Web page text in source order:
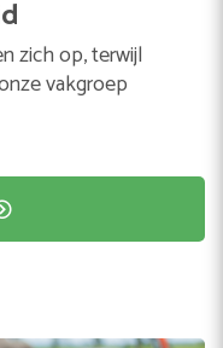
zich op, terwijl
vakgroep